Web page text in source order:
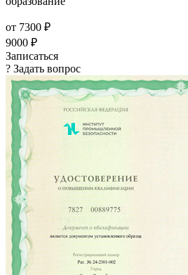
от 7300 ₽
9000 ₽
Записаться
? Задать вопрос